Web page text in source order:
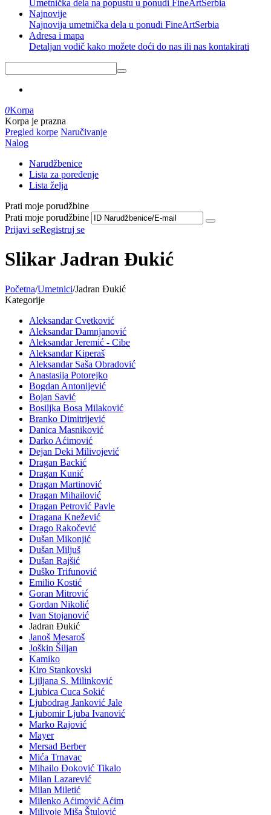
Umetnička dela na popustu u ponudi FineArtSerbia
Najnovije
Najnovija umetnička dela u ponudi FineArtSerbia
Adresa i mapa
Detaljan vodič kako možete doći do nas ili nas kontakirati
0Korpa
Korpa je prazna
Pregled korpe Naručivanje
Nalog
Narudžbenice
Lista za poređenje
Lista želja
Prati moje porudžbine
Prati moje porudžbine
Prijavi seRegistruj se
Slikar Jadran Đukić
Početna/Umetnici/Jadran Đukić
Kategorije
Aleksandar Cvetković
Aleksandar Damnjanović
Aleksandar Jeremić - Cibe
Aleksandar Kiperaš
Aleksandar Saša Obradović
Anastasija Potorejko
Bogdan Antonijević
Bojan Savić
Bosiljka Bosa Milaković
Branko Dimitrijević
Danica Masniković
Darko Aćimović
Dejan Deki Milivojević
Dragan Backić
Dragan Kunić
Dragan Martinović
Dragan Mihailović
Dragan Petrović Pavle
Dragana Knežević
Drago Rakočević
Dušan Mikonjić
Dušan Miljuš
Dušan Rajšić
Duško Trifunović
Emilio Kostić
Goran Mitrović
Gordan Nikolić
Ivan Stojanović
Jadran Đukić
Janoš Mesaroš
Joškin Šiljan
Kamiko
Kiro Stankovski
Ljiljana S. Milinković
Ljubica Cuca Sokić
Ljubodrag Janković Jale
Ljubomir Ljuba Ivanović
Marko Rajović
Mayer
Mersad Berber
Mića Trnavac
Mihailo Đoković Tikalo
Milan Lazarević
Milan Miletić
Milenko Aćimović Aćim
Milivoje Miša Štulović